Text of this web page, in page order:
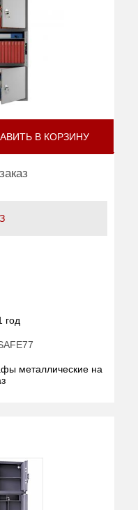
В КОРЗИНУ
год
металлические на